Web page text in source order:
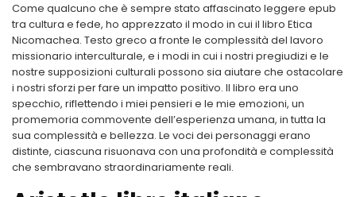
Come qualcuno che è sempre stato affascinato leggere epub
tra cultura e fede, ho apprezzato il modo in cui il libro Etica
Nicomachea. Testo greco a fronte le complessità del lavoro
missionario interculturale, e i modi in cui i nostri pregiudizi e le
nostre supposizioni culturali possono sia aiutare che ostacolare
i nostri sforzi per fare un impatto positivo. Il libro era uno
specchio, riflettendo i miei pensieri e le mie emozioni, un
promemoria commovente dell’esperienza umana, in tutta la
sua complessità e bellezza. Le voci dei personaggi erano
distinte, ciascuna risuonava con una profondità e complessità
che sembravano straordinariamente reali.